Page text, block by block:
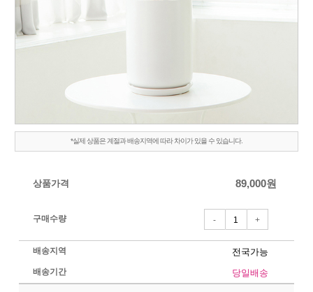
*실제 상품은 계절과 배송지역에 따라 차이가 있을 수 있습니다.
상품가격 89,000원
구매수량 - +
배송지역 전국가능
배송기간 당일배송